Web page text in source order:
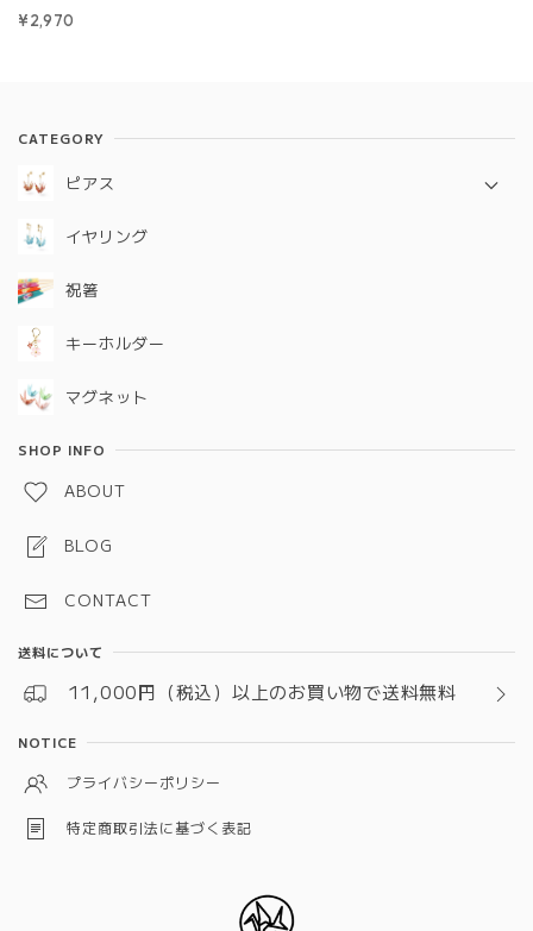
¥2,970
CATEGORY
ピアス
定番シリーズ
イヤリング
祝箸
キーホルダー
マグネット
SHOP INFO
ABOUT
BLOG
CONTACT
送料について
11,000円（税込）以上のお買い物で送料無料
NOTICE
プライバシーポリシー
特定商取引法に基づく表記